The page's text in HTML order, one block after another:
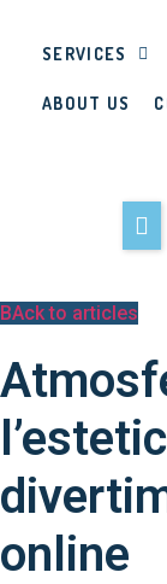
SERVICES
ABOUT US
BAck to articles
online